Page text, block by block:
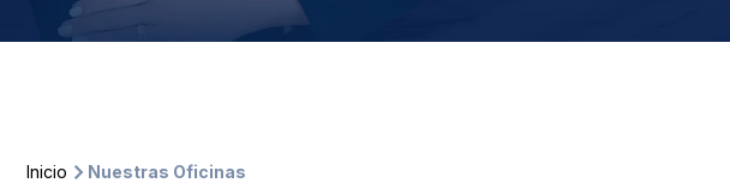
Inicio Nuestras Oficinas